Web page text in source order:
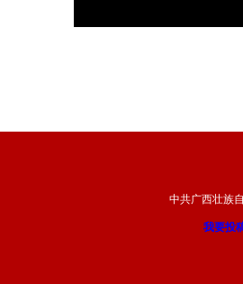
中共广西壮族
我要投